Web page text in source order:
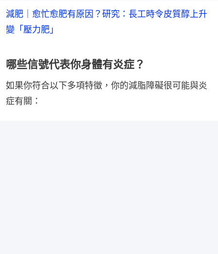
減肥｜愈忙愈肥有原因？研究：長工時令皮質醇上升
變「壓力肥」
哪些信號代表你身體有炎症？
如果你符合以下多項特徵，你的減脂障礙很可能與炎
症有關：